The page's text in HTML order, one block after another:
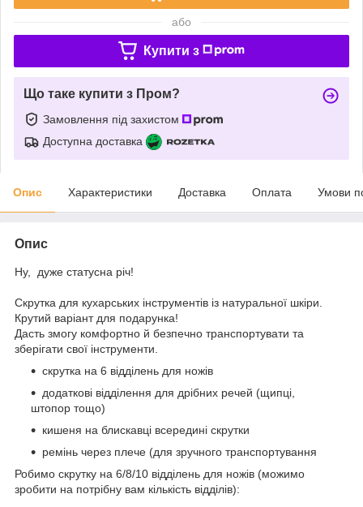
або
Купити з
Що таке купити з Пром?
Замовлення під захистом
Доступна доставка
Опис Характеристики Доставка Оплата Умови
Опис
Ну, дуже статусна річ!
Скрутка для кухарських інструментів із натуральної шкіри.
Крутий варіант для подарунка!
Дасть змогу комфортно й безпечно транспортувати та
зберігати свої інструменти.
скрутка на 6 відділень для ножів
додаткові відділення для дрібних речей (щипці,
штопор тощо)
кишеня на блискавці всередині скрутки
ремінь через плече (для зручного транспортування
Робимо скрутку на 6/8/10 відділень для ножів (можимо
зробити на потрібну вам кількість відділів):